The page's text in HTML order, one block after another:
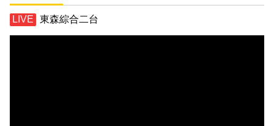
東森綜合二台